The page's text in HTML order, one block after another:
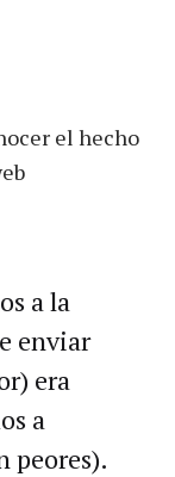
el hecho
a la
enviar
era
a
peores).